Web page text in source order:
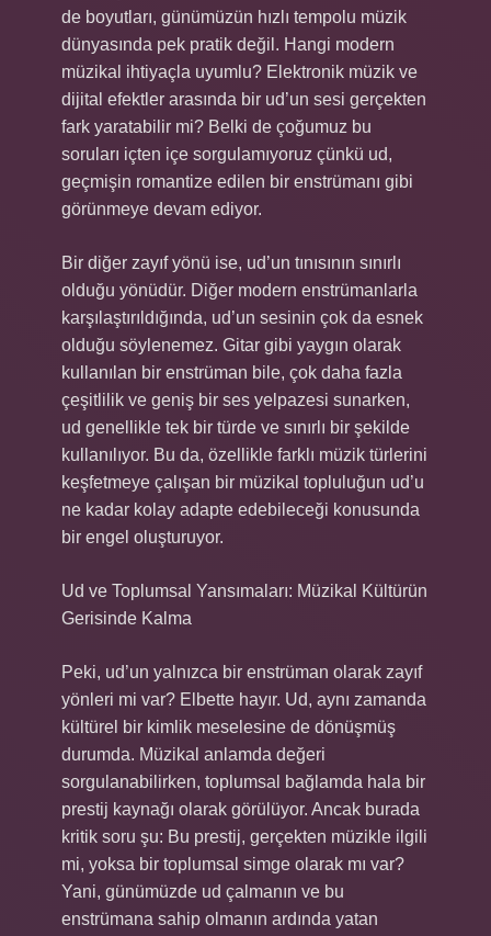
de boyutları, günümüzün hızlı tempolu müzik
dünyasında pek pratik değil. Hangi modern
müzikal ihtiyaçla uyumlu? Elektronik müzik ve
dijital efektler arasında bir ud’un sesi gerçekten
fark yaratabilir mi? Belki de çoğumuz bu
soruları içten içe sorgulamıyoruz çünkü ud,
geçmişin romantize edilen bir enstrümanı gibi
görünmeye devam ediyor.
Bir diğer zayıf yönü ise, ud’un tınısının sınırlı
olduğu yönüdür. Diğer modern enstrümanlarla
karşılaştırıldığında, ud’un sesinin çok da esnek
olduğu söylenemez. Gitar gibi yaygın olarak
kullanılan bir enstrüman bile, çok daha fazla
çeşitlilik ve geniş bir ses yelpazesi sunarken,
ud genellikle tek bir türde ve sınırlı bir şekilde
kullanılıyor. Bu da, özellikle farklı müzik türlerini
keşfetmeye çalışan bir müzikal topluluğun ud’u
ne kadar kolay adapte edebileceği konusunda
bir engel oluşturuyor.
Ud ve Toplumsal Yansımaları: Müzikal Kültürün
Gerisinde Kalma
Peki, ud’un yalnızca bir enstrüman olarak zayıf
yönleri mi var? Elbette hayır. Ud, aynı zamanda
kültürel bir kimlik meselesine de dönüşmüş
durumda. Müzikal anlamda değeri
sorgulanabilirken, toplumsal bağlamda hala bir
prestij kaynağı olarak görülüyor. Ancak burada
kritik soru şu: Bu prestij, gerçekten müzikle ilgili
mi, yoksa bir toplumsal simge olarak mı var?
Yani, günümüzde ud çalmanın ve bu
enstrümana sahip olmanın ardında yatan